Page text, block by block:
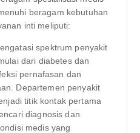
beragam kebutuhan
inti meliputi:
spektrum penyakit
dari diabetes dan
pernafasan dan
Departemen penyakit
titik kontak pertama
diagnosis dan
medis yang